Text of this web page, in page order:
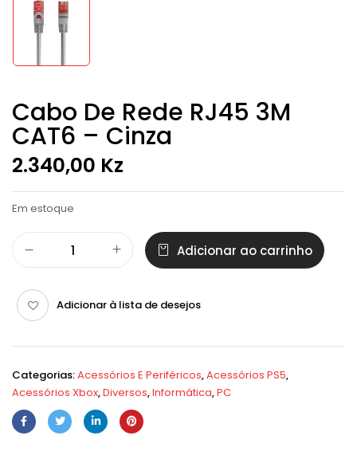
Cabo De Rede RJ45 3M
CAT6 – Cinza
2.340,00 Kz
Em estoque
Adicionar ao carrinho
Adicionar à lista de desejos
Categorias:Acessórios E Periféricos,Acessórios PS5,
Acessórios Xbox,Diversos,Informática,PC